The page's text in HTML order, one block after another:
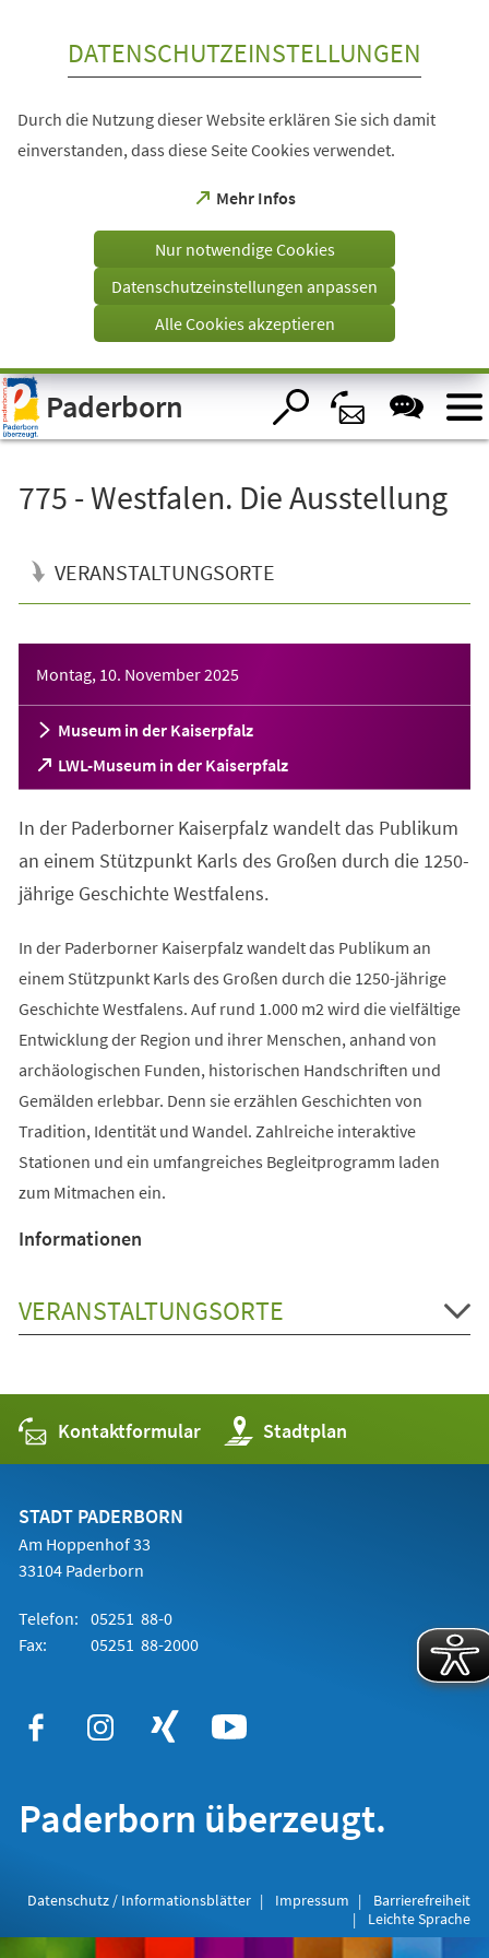
Visuelle
Assistenzsoftware
öffnen.
DATENSCHUTZEINSTELLUNGEN
Durch die Nutzung dieser Website erklären Sie sich damit
einverstanden, dass diese Seite Cookies verwendet.
Mehr Infos
(Öffnet
einem
Tab)
Nur notwendige Cookies
Datenschutzeinstellungen anpassen
Alle Cookies akzeptieren
Paderborn
775 - Westfalen. Die Ausstellung
VERANSTALTUNGSORTE
Montag, 10. November 2025
Museum in der Kaiserpfalz
LWL-Museum in der Kaiserpfalz
(Öffnet
in
neuen
Tab)
In der Paderborner Kaiserpfalz wandelt das Publikum
an einem Stützpunkt Karls des Großen durch die 1250-
jährige Geschichte Westfalens.
In der Paderborner Kaiserpfalz wandelt das Publikum an
einem Stützpunkt Karls des Großen durch die 1250-jährige
Geschichte Westfalens. Auf rund 1.000 m2 wird die vielfältige
Entwicklung der Region und ihrer Menschen, anhand von
archäologischen Funden, historischen Handschriften und
Gemälden erlebbar. Denn sie erzählen Geschichten von
Tradition, Identität und Wandel. Zahlreiche interaktive
Stationen und ein umfangreiches Begleitprogramm laden
zum Mitmachen ein.
Informationen
VERANSTALTUNGSORTE
Kontaktformular Stadtplan
(Öffnet
in
einem
STADT PADERBORN
Am Hoppenhof 33
33104 Paderborn
Telefon: 05251 88-0
Fax:
05251 88-2000
Paderborn überzeugt.
Datenschutz / Informationsblätter Impressum
Barrierefreiheit
Leichte Sprache